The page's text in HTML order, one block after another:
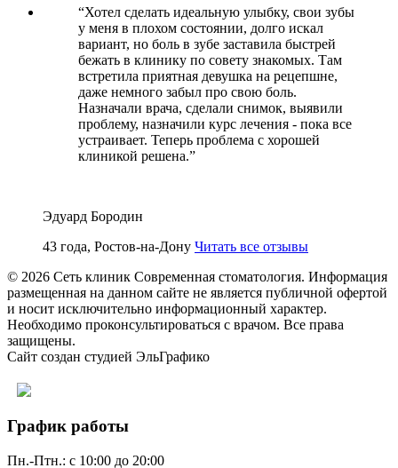
“Хотел сделать идеальную улыбку, свои зубы
у меня в плохом состоянии, долго искал
вариант, но боль в зубе заставила быстрей
бежать в клинику по совету знакомых. Там
встретила приятная девушка на рецепшне,
даже немного забыл про свою боль.
Назначали врача, сделали снимок, выявили
проблему, назначили курс лечения - пока все
устраивает. Теперь проблема с хорошей
клиникой решена.”
Эдуард Бородин
43 года, Ростов-на-Дону Читать все отзывы
© 2026 Сеть клиник Современная стоматология. Информация
размещенная на данном сайте не является публичной офертой
и носит исключительно информационный характер.
Необходимо проконсультироваться с врачом. Все права
защищены.
Сайт создан студией ЭльГрафико
График работы
Пн.-Птн.: с 10:00 до 20:00